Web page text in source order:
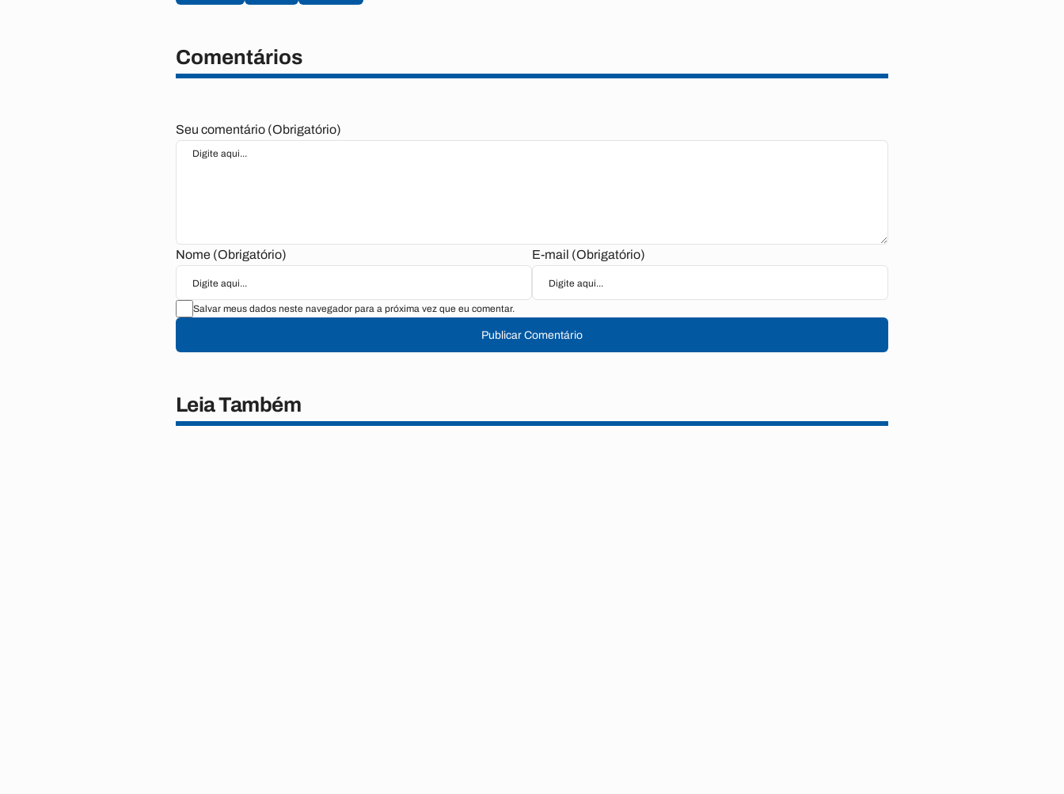
Comentários
Seu comentário (Obrigatório)
Nome (Obrigatório) E-mail (Obrigatório)
Salvar meus dados neste navegador para a próxima vez que eu comentar.
Publicar Comentário
Leia Também